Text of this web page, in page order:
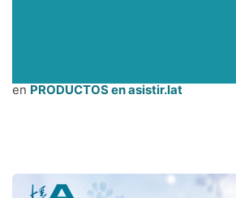
en PRODUCTOS en asistir.lat